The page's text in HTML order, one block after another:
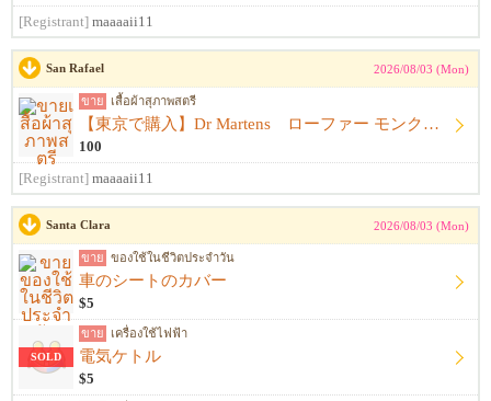
[Registrant] maaaaii11
San Rafael 2026/08/03 (Mon)
ขาย เสื้อผ้าสุภาพสตรี
【東京で購入】Dr Martens ローファー モンクストラップ 黒 サイズ23.5cm〜24.0cm ドクターマーチン
100
[Registrant] maaaaii11
Santa Clara 2026/08/03 (Mon)
ขาย ของใช้ในชีวิตประจำวัน
車のシートのカバー
$5
SOLD
ขาย เครื่องใช้ไฟฟ้า
電気ケトル
$5